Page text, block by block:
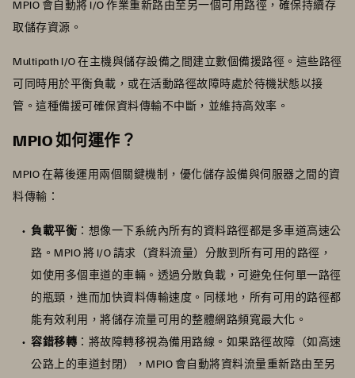
MPIO 會自動將 I/O 作業重新路由至另一個可用路徑，確保持續存
取儲存資源。
Multipath I/O 在主機與儲存設備之間建立數個備援路徑。這些路徑
可同時用於平衡負載，或在活動路徑故障時處於待機狀態以接
管。這種備援可確保資料傳輸不中斷，並維持高效率。
MPIO 如何運作？
MPIO 在幕後運用兩個關鍵機制，優化儲存設備與伺服器之間的資
料傳輸：
負載平衡 ：想像一下系統內所有的資料路徑都是多車道高速公
路。MPIO 將 I/O 請求（資料流量）分散到所有可用的路徑，
如使用多個車道的車輛。透過分散負載，可避免任何單一路徑
的瓶頸，進而加快資料傳輸速度。同樣地，所有可用的路徑都
能有效利用，將儲存流量可用的整體網路頻寬最大化。
容錯移轉 ：將故障轉移視為備用路線。如果路徑故障（如高速
公路上的車道封閉），MPIO 會自動將資料流量重新路由至另